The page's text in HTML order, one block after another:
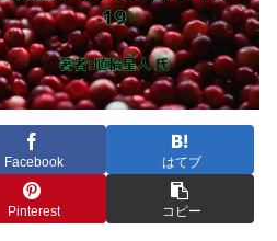
Facebook はてブ
Pinterest コピー